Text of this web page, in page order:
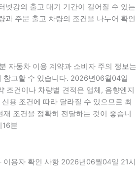
넷강의 출고 대기 기간이 길어질 수 있는
과 주문 출고 차량의 조건을 나누어 확인
자동차 이용 계약과 소비자 주의 정보는
참고할 수 있습니다. 2026년06월04일
조건이나 차량별 견적은 업체, 음향엔지
용 조건에 따라 달라질 수 있으므로 최
조건을 정확히 전달하는 것이 좋습니
분
이용자 확인 사항 2026년06월04일 21시